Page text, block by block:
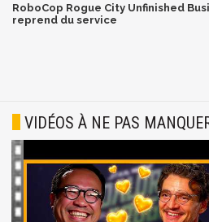
RoboCop Rogue City Unfinished
reprend du service
VIDÉOS À NE PAS